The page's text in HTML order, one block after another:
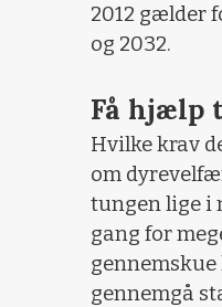
2012 gælder
og 2032.
Få hjælp
Hvilke krav
om
tungen lige i
gang for
gennemgå